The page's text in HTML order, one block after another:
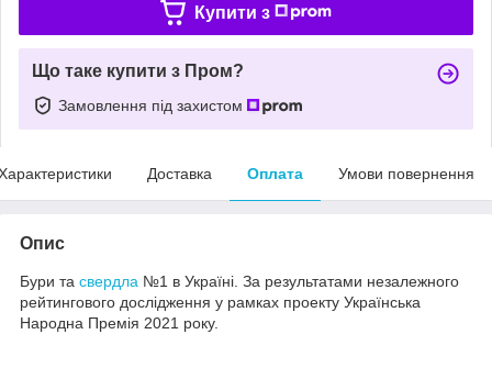
Купити з
Що таке купити з Пром?
Замовлення під захистом
Доставка Оплата Умови повернення
Опис
Бури та свердла №1 в Україні. За результатами незалежного
рейтингового дослідження у рамках проекту Українська
Народна Премія 2021 року.